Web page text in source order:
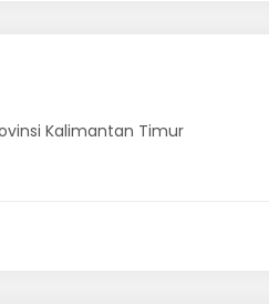
Kalimantan Timur